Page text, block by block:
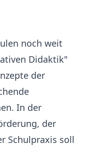
noch weit
Didaktik"
der
In der
der
Schulpraxis soll